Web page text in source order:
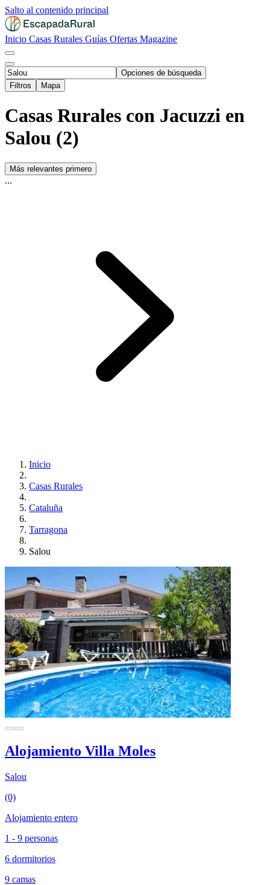
Salto al contenido principal
Inicio Casas Rurales Guías Ofertas Magazine
Opciones de búsqueda
Filtros
Mapa
Casas Rurales con Jacuzzi en
Salou (2)
Más relevantes primero
...
Inicio
Casas Rurales
Cataluña
Tarragona
Salou
Alojamiento Villa Moles
Salou
(0)
Alojamiento entero
1 - 9 personas
6 dormitorios
9 camas